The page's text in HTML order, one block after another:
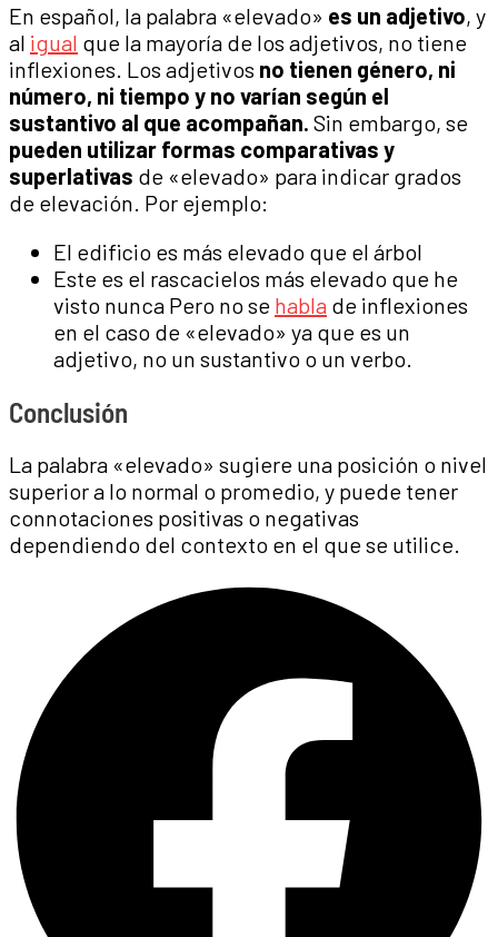
En español, la palabra «elevado» es un adjetivo, y
al igual que la mayoría de los adjetivos, no tiene
inflexiones. Los adjetivos no tienen género, ni
número, ni tiempo y no varían según el
sustantivo al que acompañan. Sin embargo, se
pueden utilizar formas comparativas y
superlativas de «elevado» para indicar grados
de elevación. Por ejemplo:
El edificio es más elevado que el árbol
Este es el rascacielos más elevado que he
visto nunca Pero no se habla de inflexiones
en el caso de «elevado» ya que es un
adjetivo, no un sustantivo o un verbo.
Conclusión
La palabra «elevado» sugiere una posición o nivel
superior a lo normal o promedio, y puede tener
connotaciones positivas o negativas
dependiendo del contexto en el que se utilice.